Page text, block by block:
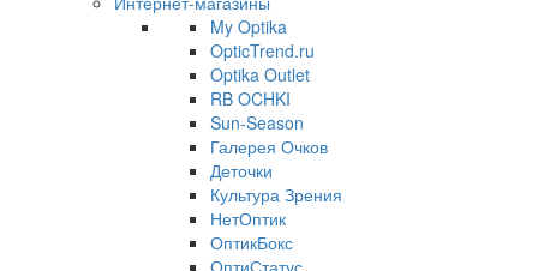
My Optika
OpticTrend.ru
Optika Outlet
RB OCHKI
Sun-Season
Галерея Очков
Деточки
Культура Зрения
НетОптик
ОптикБокс